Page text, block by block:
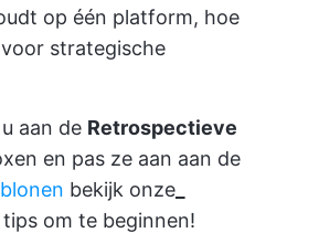
op één platform, hoe
strategische
aan de Retrospectieve
en pas ze aan aan de
bekijk onze
om te beginnen!